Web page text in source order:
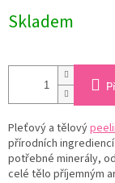
cena:
Skladem
Pleťový a tělový
přírodních
potřebné minerály,
celé tělo příjemným